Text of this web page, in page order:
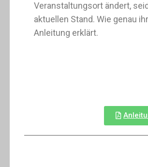
Veranstaltungsort ändert,
aktuellen Stand. Wie genau
Anleitung erklärt.